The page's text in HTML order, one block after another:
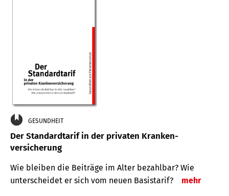
GESUNDHEIT
Der Standard­tarif in der privaten Kranken­
versicherung
Wie bleiben die Beiträge im Alter bezahlbar? Wie
unterscheidet er sich vom neuen Basistarif?
mehr